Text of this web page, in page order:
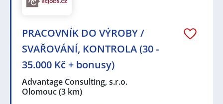
PRACOVNÍK DO VÝROBY /
SVAŘOVÁNÍ, KONTROLA (30 -
35.000 Kč + bonusy)
Advantage Consulting, s.r.o.
Olomouc(3 km)